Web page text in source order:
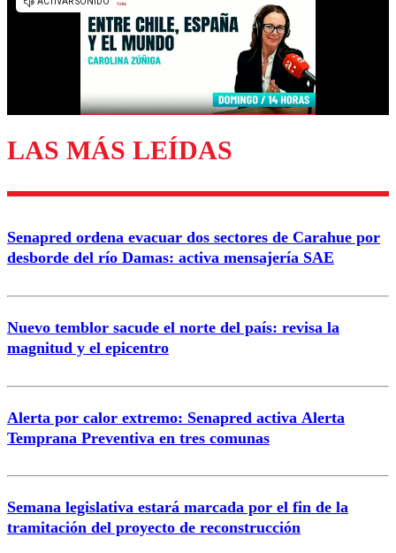
Enviar comentario
LAS MÁS LEÍDAS
Senapred ordena evacuar dos sectores de Carahue por
desborde del río Damas: activa mensajería SAE
Nuevo temblor sacude el norte del país: revisa la
magnitud y el epicentro
Alerta por calor extremo: Senapred activa Alerta
Temprana Preventiva en tres comunas
Semana legislativa estará marcada por el fin de la
tramitación del proyecto de reconstrucción